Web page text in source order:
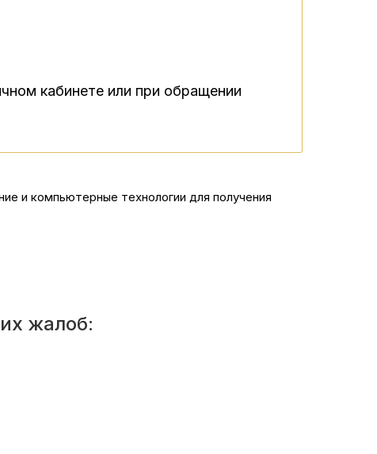
кабинете или при обращении
и компьютерные технологии для получения
жалоб: